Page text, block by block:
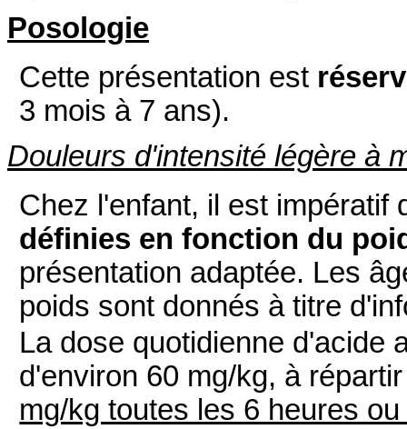
Posologie
Cette présentation est
3 mois à 7 ans).
Douleurs d'intensité légère à
Chez l'enfant, il est impératif
définies en fonction du
présentation adaptée. Les
poids sont donnés à titre
La dose quotidienne d'acide
d'environ 60 mg/kg, à
mg/kg toutes les 6 heures